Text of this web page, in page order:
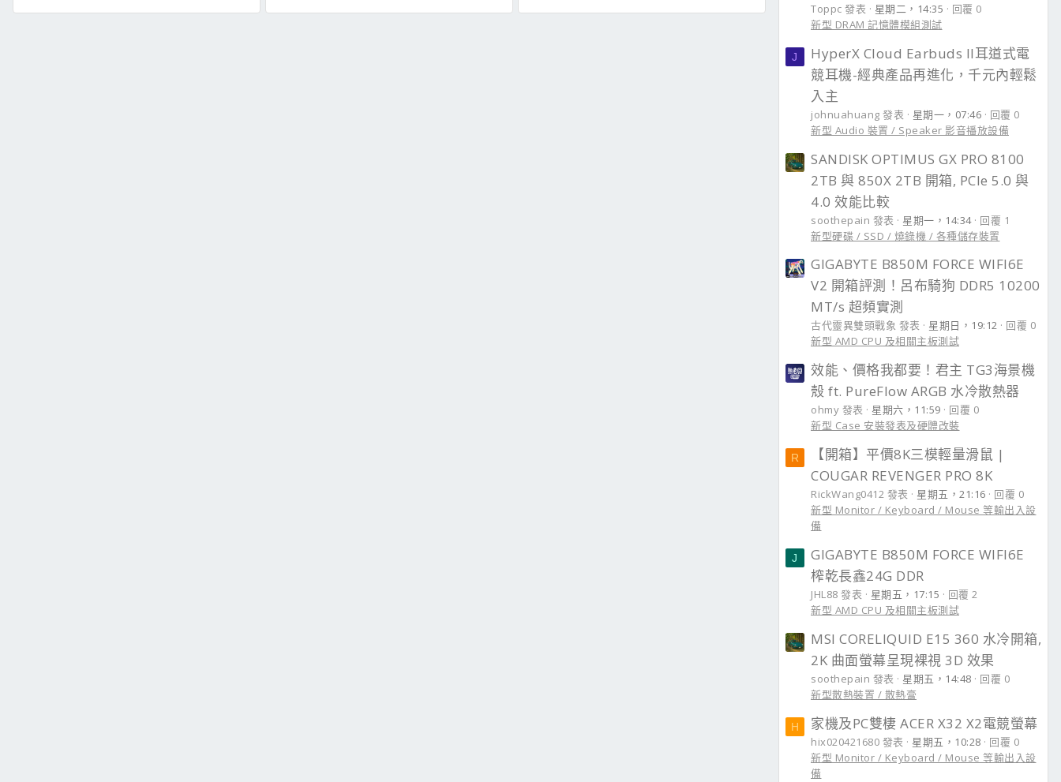
Toppc 發表 星期二，14:35
回覆 0
新型 DRAM 記憶體模組測試
J
HyperX Cloud Earbuds II耳道式電
競耳機-經典產品再進化，千元內輕鬆
入主
johnuahuang 發表 星期一，07:46
回覆 0
新型 Audio 裝置 / Speaker 影音播放設備
SANDISK OPTIMUS GX PRO 8100
2TB 與 850X 2TB 開箱, PCIe 5.0 與
4.0 效能比較
soothepain 發表 星期一，14:34
回覆 1
新型硬碟 / SSD / 燒錄機 / 各種儲存裝置
GIGABYTE B850M FORCE WIFI6E
V2 開箱評測！呂布騎狗 DDR5 10200
MT/s 超頻實測
古代靈異雙頭戰象 發表 星期日，19:12
回覆 0
新型 AMD CPU 及相關主板測試
效能、價格我都要！君主 TG3海景機
殼 ft. PureFlow ARGB 水冷散熱器
ohmy 發表 星期六，11:59
回覆 0
新型 Case 安裝發表及硬體改裝
R
【開箱】平價8K三模輕量滑鼠 |
COUGAR REVENGER PRO 8K
RickWang0412 發表 星期五，21:16
回覆 0
新型 Monitor / Keyboard / Mouse 等輸出入設
備
J
GIGABYTE B850M FORCE WIFI6E
榨乾長鑫24G DDR
JHL88 發表 星期五，17:15
回覆 2
新型 AMD CPU 及相關主板測試
MSI CORELIQUID E15 360 水冷開箱,
2K 曲面螢幕呈現裸視 3D 效果
soothepain 發表 星期五，14:48
回覆 0
新型散熱裝置 / 散熱膏
H 家機及PC雙棲 ACER X32 X2電競螢幕
hix020421680 發表 星期五，10:28
回覆 0
新型 Monitor / Keyboard / Mouse 等輸出入設
備